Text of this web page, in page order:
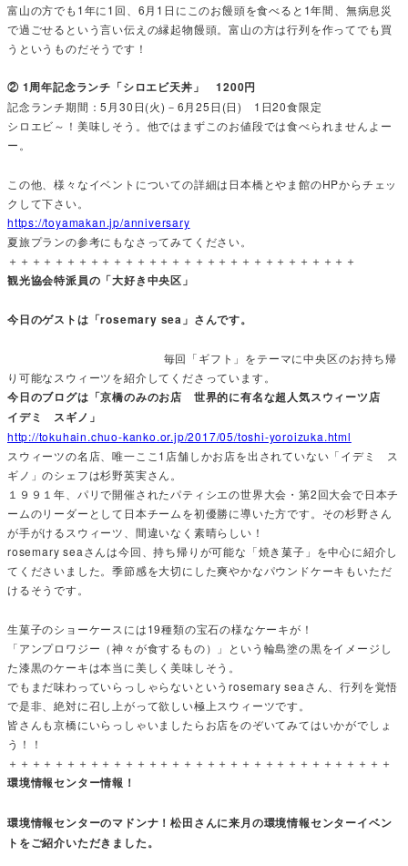
富山の方でも1年に1回、6月1日にこのお饅頭を食べると1年間、無病息災
で過ごせるという言い伝えの縁起物饅頭。富山の方は行列を作ってでも買
うというものだそうです！
② 1周年記念ランチ「シロエビ天丼」 1200円
記念ランチ期間：5月30日(火)－6月25日(日) 1日20食限定
シロエビ～！美味しそう。他ではまずこのお値段では食べられませんよー
ー。
この他、様々なイベントについての詳細は日本橋とやま館のHPからチェッ
クして下さい。
https://toyamakan.jp/anniversary
夏旅プランの参考にもなさってみてください。
＋＋＋＋＋＋＋＋＋＋＋＋＋＋＋＋＋＋＋＋＋＋＋＋＋＋＋＋＋＋
観光協会特派員の「大好き中央区」
今日のゲストは「rosemary sea」さんです。
毎回「ギフト」をテーマに中央区のお持ち帰
り可能なスウィーツを紹介してくださっています。
今日のブログは「京橋のみのお店 世界的に有名な超人気スウィーツ店
イデミ スギノ」
http://tokuhain.chuo-kanko.or.jp/2017/05/toshi-yoroizuka.html
スウィーツの名店、唯一ここ1店舗しかお店を出されていない「イデミ ス
ギノ」のシェフは杉野英実さん。
１９９１年、パリで開催されたパティシエの世界大会・第2回大会で日本チ
ームのリーダーとして日本チームを初優勝に導いた方です。その杉野さん
が手がけるスウィーツ、間違いなく素晴らしい！
rosemary seaさんは今回、持ち帰りが可能な「焼き菓子」を中心に紹介し
てくださいました。季節感を大切にした爽やかなパウンドケーキもいただ
けるそうです。
生菓子のショーケースには19種類の宝石の様なケーキが！
「アンプロワジー（神々が食するもの）」という輪島塗の黒をイメージし
た漆黒のケーキは本当に美しく美味しそう。
でもまだ味わっていらっしゃらないというrosemary seaさん、行列を覚悟
で是非、絶対に召し上がって欲しい極上スウィーツです。
皆さんも京橋にいらっしゃいましたらお店をのぞいてみてはいかがでしょ
う！！
＋＋＋＋＋＋＋＋＋＋＋＋＋＋＋＋＋＋＋＋＋＋＋＋＋＋＋＋＋＋＋＋＋
環境情報センター情報！
環境情報センターのマドンナ！松田さんに来月の環境情報センターイベン
トをご紹介いただきました。